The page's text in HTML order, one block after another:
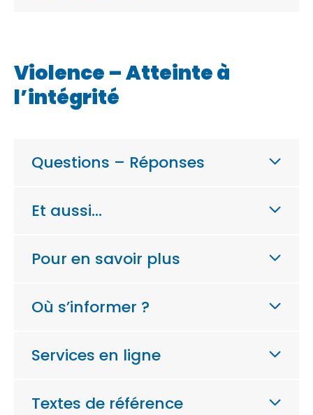
Violence – Atteinte à
l’intégrité
Questions – Réponses
Et aussi…
Pour en savoir plus
Où s’informer ?
Services en ligne
Textes de référence